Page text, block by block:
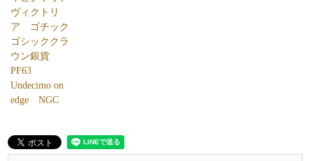
ヴィクトリ
ア ゴチック
ゴシッククラ
ウン銀貨
PF63
Undecimo on
edge NGC